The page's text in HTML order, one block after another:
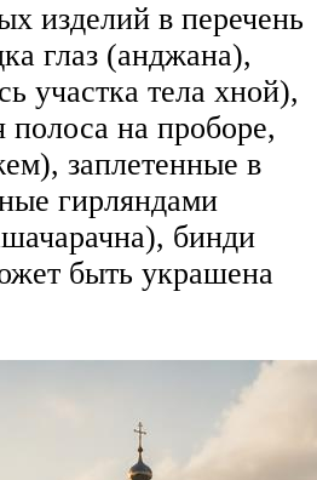
изделий в перечень
глаз (анджана),
участка тела хной),
полоса на проборе,
заплетенные в
гирляндами
бинди
быть украшена